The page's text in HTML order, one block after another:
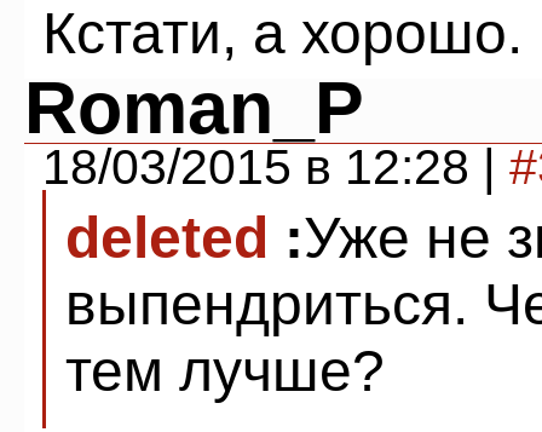
Кстати, а хорошо.
Roman_P
18/03/2015 в 12:28 |
deleted :Уже не
выпендриться.
тем лучше?